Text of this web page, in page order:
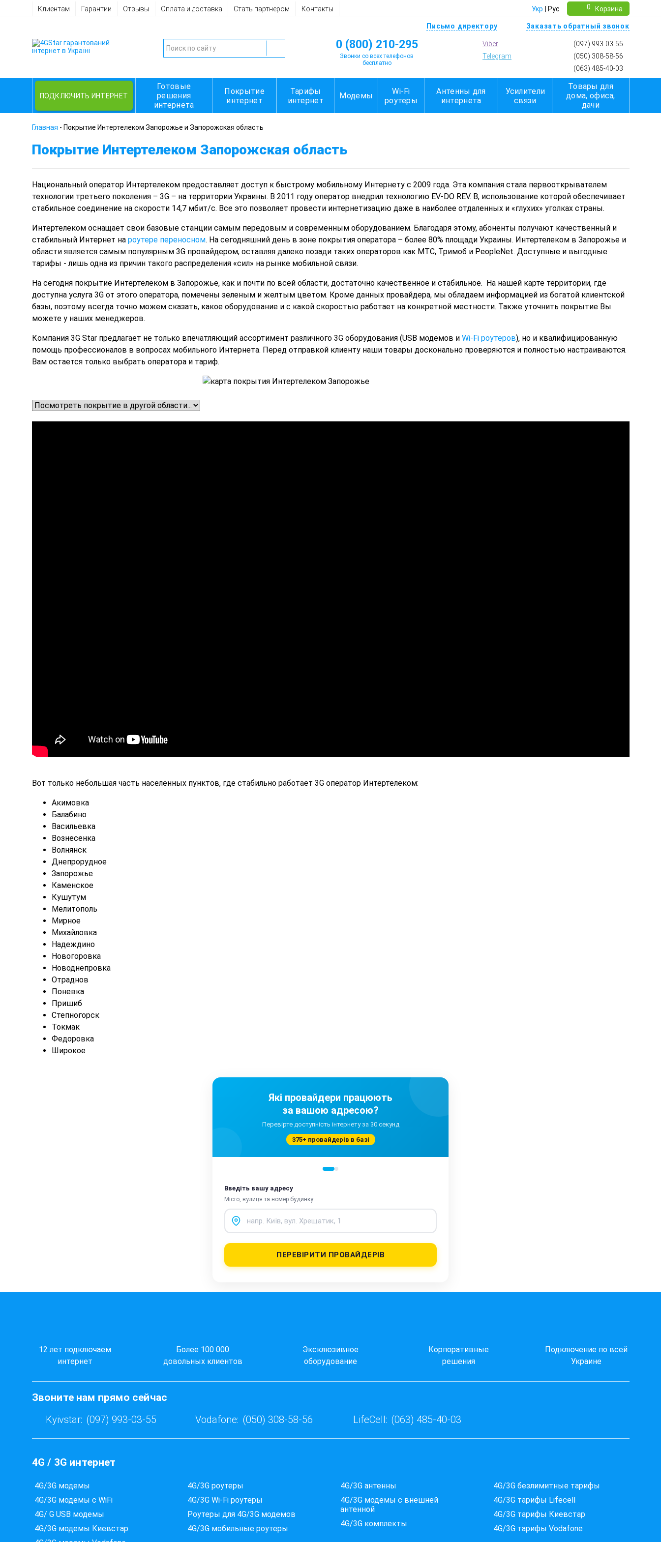
Клиентам Гарантии Отзывы Оплата и доставка Стать партнером Контакты Укр Рус 0 Корзина
Письмо директору Заказать обратный звонок
0 (800) 210-295
Звонки со всех телефонов
бесплатно
Viber
Telegram
(097) 993-03-55
(050) 308-58-56
(063) 485-40-03
ПОДКЛЮЧИТЬ ИНТЕРНЕТ
Готовые
решения
интернета
Покрытие
интернет
Тарифы
интернет
Модемы
Wi-Fi
роутеры
Антенны для
интернета
Усилители
связи
Товары для
дома, офиса,
дачи
Главная - Покрытие Интертелеком Запорожье и Запорожская область
Покрытие Интертелеком Запорожская область
Национальный оператор Интертелекомпредоставляет доступ к быстрому мобильному Интернету с 2009 года. Эта компания стала первооткрывателем
технологии третьего поколения – 3G – на территории Украины. В 2011 году оператор внедрил технологию EV-DO REV. B, использование которой обеспечивает
стабильное соединение на скорости 14,7 мбит/с. Все это позволяет провести интернетизацию даже в наиболее отдаленных и «глухих» уголках страны.
Интертелеком оснащает свои базовые станции самым передовым и современным оборудованием. Благодаря этому, абоненты получают качественный и
стабильный Интернет на роутере переносном. На сегодняшний день в зоне покрытия оператора – более 80% площади Украины. Интертелеком в Запорожье и
области является самым популярным 3G провайдером, оставляя далеко позади таких операторов как МТС, Тримоб и PeopleNet. Доступные и выгодные
тарифы - лишь одна из причин такого распределения «сил» на рынке мобильной связи.
На сегодняпокрытие Интертелеком в Запорожье, как и почти по всей области, достаточно качественное и стабильное. На нашей карте территории, где
доступна услуга 3G от этого оператора, помечены зеленым и желтым цветом. Кроме данных провайдера, мы обладаем информацией из богатой клиентской
базы, поэтому всегда точно можем сказать, какое оборудование и с какой скоростью работает на конкретной местности. Также уточнить покрытие Вы
можете у наших менеджеров.
Компания 3G Starпредлагает не только впечатляющий ассортимент различного 3G оборудования (USB модемов и Wi-Fi роутеров), но и квалифицированную
помощь профессионалов в вопросах мобильного Интернета. Перед отправкой клиенту наши товары досконально проверяются и полностью настраиваются.
Вам остается только выбрать оператора и тариф.
Вот только небольшая часть населенных пунктов, где стабильно работает 3G оператор Интертелеком:
Акимовка
Балабино
Васильевка
Вознесенка
Волнянск
Днепрорудное
Запорожье
Каменское
Кушутум
Мелитополь
Мирное
Михайловка
Надеждино
Новогоровка
Новоднепровка
Отраднов
Поневка
Пришиб
Степногорск
Токмак
Федоровка
Широкое
Які провайдери працюють
за вашою адресою?
Перевірте доступність інтернету за 30 секунд
375+ провайдерів в базі
Введіть вашу адресу
Місто, вулиця та номер будинку
ПЕРЕВІРИТИ ПРОВАЙДЕРІВ
12 лет подключаем
интернет
Более 100 000
довольных клиентов
Эксклюзивное
оборудование
Корпоративные
решения
Подключение по всей
Украине
Звоните нам прямо сейчас
Kyivstar: (097) 993-03-55 Vodafone: (050) 308-58-56 LifeCell: (063) 485-40-03
4G / 3G интернет
4G/3G модемы
4G/3G модемы с WiFi
4G/ G USB модемы
4G/3G модемы Киевстар
4G/3G роутеры
4G/3G Wi-Fi роутеры
Роутеры для 4G/3G модемов
4G/3G мобильные роутеры
4G/3G антенны
4G/3G модемы c внешней
антенной
4G/3G комплекты
4G/3G безлимитные тарифы
4G/3G тарифы Lifecell
4G/3G тарифы Киевстар
4G/3G тарифы Vodafone
Які провайдери працюють
за вашою адресою?
Перевірте доступність інтернету за 30 секунд
375+ провайдерів в базі